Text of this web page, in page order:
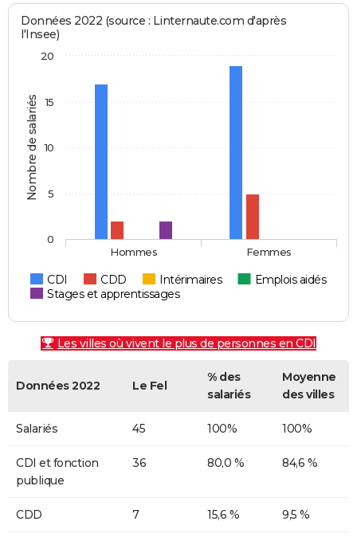
Nombre de salariés
Données 2022 (source : Linternaute.com d'après
l'Insee)
CDI CDD Intérimaires
Emplois aidés
Stages et apprentissages
Hommes Femmes
0
5
10
15
20
Les villes où vivent le plus de personnes en CDI
Données 2022 Le Fel
% des
salariés
Moyenne
des villes
Salariés 45 100% 100%
CDI et fonction
publique
36 80,0 % 84,6 %
CDD 7 15,6 % 9,5 %